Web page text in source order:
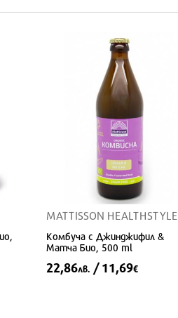
MATTISSON HEALTHSTYLE
Комбуча с Джинджифил &
Матча Био, 500 ml
22,86лв. / 11,69€